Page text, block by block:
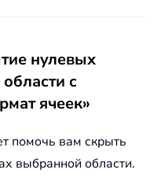
нулевых
с
ячеек»
помочь вам скрыть
выбранной области.